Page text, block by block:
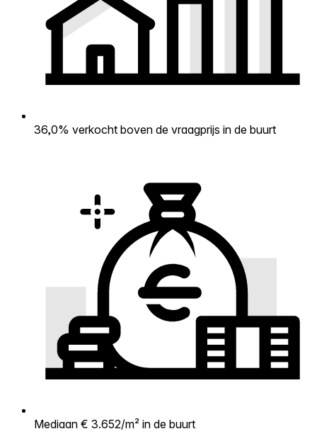
36,0% verkocht boven de vraagprijs in de buurt
Mediaan € 3.652/m² in de buurt